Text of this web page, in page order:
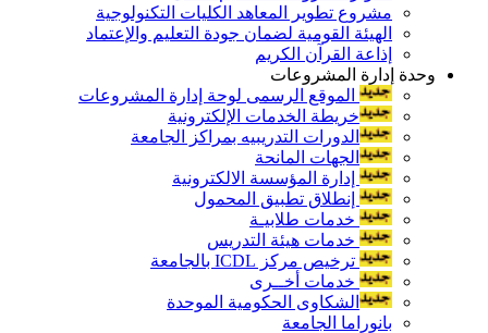
مشروع تطوير المعاهد الكليات التكنولوجية
الهيئة القومية لضمان جودة التعليم والإعتماد
إذاعة القرآن الكريم
وحدة إدارة المشروعات
الموقع الرسمى لوحة إدارة المشروعات
خريطة الخدمات الإلكترونية
الدورات التدريبيه بمراكز الجامعة
الجهات المانحة
إدارة المؤسسة الالكترونية
إنطلاق تطبيق المحمول
خدمات طلابيـة
خدمات هيئة التدريس
ترخيص مركز ICDL بالجامعة
خدمات أخــرى
الشكاوى الحكومية الموحدة
بانوراما الجامعة